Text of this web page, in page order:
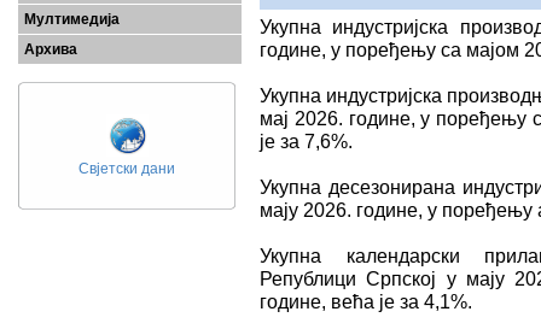
Мултимедија
Архива
Свјетски дани
Укупна индустријска
године, у поређењу са мајoм
Укупна индустријска
мај 2026. године, у
је за 7,6%.
Укупна десезонирана
мају 2026. године, у
Укупна календарски
Републици Српској у мају
године, већа је за 4,1%.